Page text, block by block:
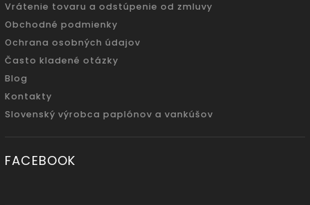
Vrátenie tovaru a odstúpenie od zmluvy
Obchodné podmienky
Ochrana osobných údajov
Často kladené otázky
Blog
Kontakty
Slovenský výrobca paplónov a vankúšov
FACEBOOK